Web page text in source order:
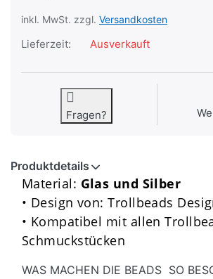
inkl. MwSt. zzgl. Versandkosten
Lieferzeit: Ausverkauft
Fragen?
Produktdetails
Material: Glas und Silber
• Design von: Trollbeads
• Kompatibel mit allen
Schmuckstücken
WAS MACHEN DIE BEADS SO